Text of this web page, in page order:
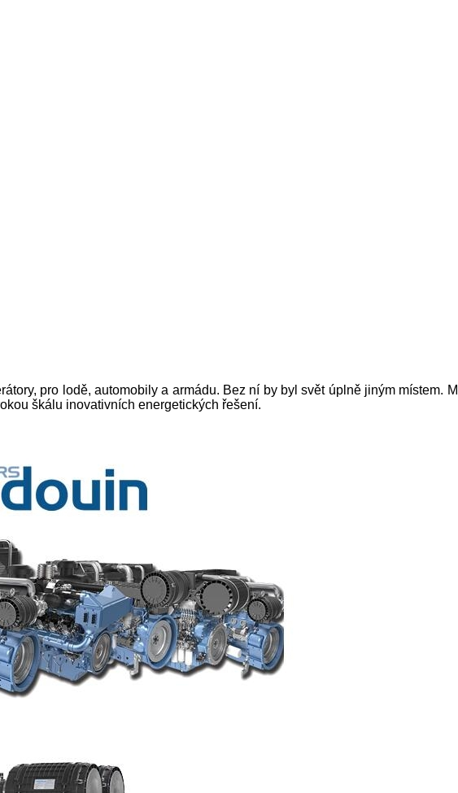
pro lodě, automobily a armádu. Bez ní by byl svět úplně jiným místem.
škálu inovativních energetických řešení.